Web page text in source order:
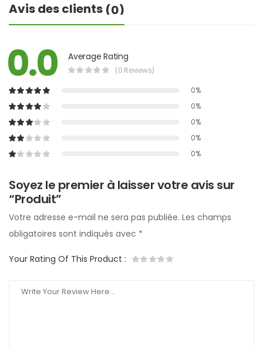
Avis des clients (0)
0.0 Average Rating
(0 Reviews)
0%
0%
0%
0%
0%
Soyez le premier à laisser votre avis sur
“Produit”
Votre adresse e-mail ne sera pas publiée. Les champs
obligatoires sont indiqués avec *
Your Rating Of This Product :